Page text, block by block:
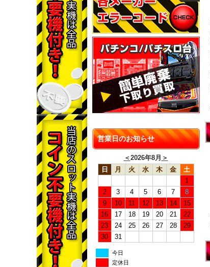
営業日のお知らせ
＜2026年8月 ＞
日
月 火 水 木 金
土
1
2
3 4 5 6 7
8
9
10 11 12 13 14
15
16
17 18 19 20 21
22
23
24 25 26 27 28
29
30
31
今日
定休日